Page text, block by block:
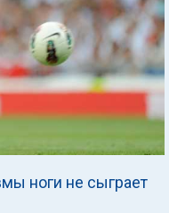
ноги не сыграет